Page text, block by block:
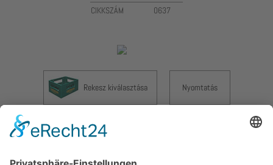
CIKKSZÁM
0637
Rekesz kiválasztása Nyomtatás